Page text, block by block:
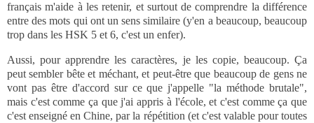
français m'aide à les retenir, et surtout de comprendre la différence
entre des mots qui ont un sens similaire (y'en a beaucoup, beaucoup
trop dans les HSK 5 et 6, c'est un enfer).
Aussi, pour apprendre les caractères, je les copie, beaucoup. Ça
peut sembler bête et méchant, et peut-être que beaucoup de gens ne
vont pas être d'accord sur ce que j'appelle "la méthode brutale",
mais c'est comme ça que j'ai appris à l'école, et c'est comme ça que
c'est enseigné en Chine, par la répétition (et c'est valable pour toutes